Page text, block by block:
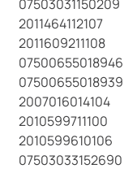
07503031150209
2011464112107
2011609211108
07500655018946
07500655018939
2007016014104
2010599711100
2010599610106
07503033152690